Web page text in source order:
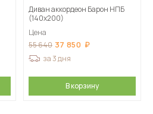
Диван аккордеон Барон НПБ
(140х200)
Цена
55 640 37 850
за 3 дня
В корзину